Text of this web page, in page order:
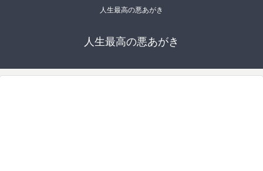
人生最高の悪あがき
人生最高の悪あがき